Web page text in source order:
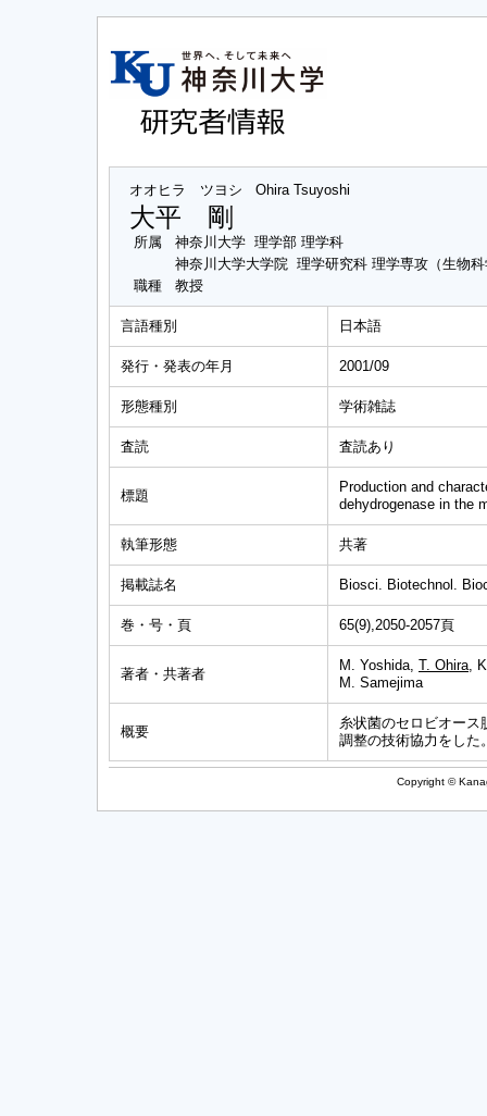
オオヒラ ツヨシ Ohira Tsuyoshi
大平 剛
所属
神奈川大学 理学部 理学科
神奈川大学大学院 理学研究科 理学専攻（生物
職種
教授
言語種別 日本語
発行・発表の年月 2001/09
形態種別 学術雑誌
査読 査読あり
標題
Production and
dehydrogenase in the
執筆形態 共著
掲載誌名 Biosci. Biotechnol.
巻・号・頁 65(9),2050-2057頁
著者・共著者
M. Yoshida, T. Ohira,
M. Samejima
概要
糸状菌のセロビオー
調整の技術協力をした
Copyright ©